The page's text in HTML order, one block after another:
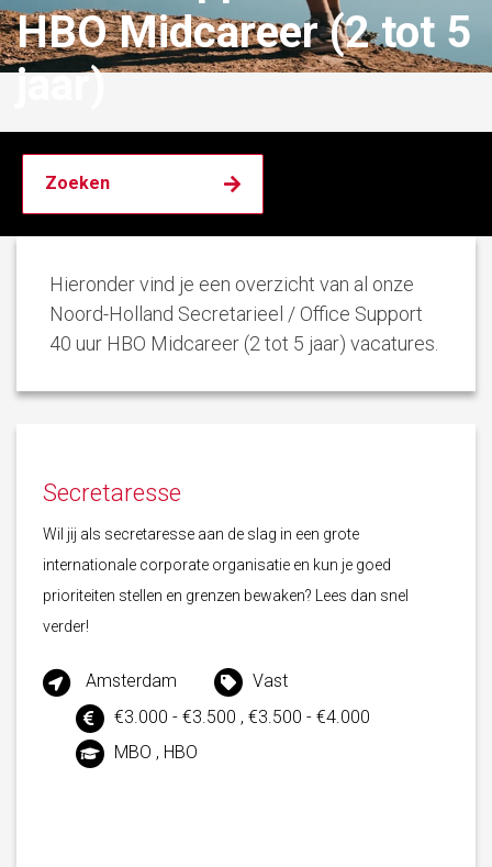
HBO Midcareer (2 tot 5
jaar)
Hieronder vind je een overzicht van al onze
Noord-Holland Secretarieel / Office Support
40 uur HBO Midcareer (2 tot 5 jaar) vacatures.
Secretaresse
Wil jij als secretaresse aan de slag in een grote
internationale corporate organisatie en kun je goed
prioriteiten stellen en grenzen bewaken? Lees dan snel
verder!
Amsterdam
Vast
€3.000 - €3.500 , €3.500 - €4.000
MBO , HBO